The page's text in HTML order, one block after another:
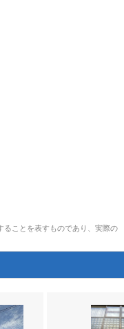
ことを表すものであり、実際の